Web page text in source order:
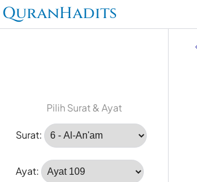
QuranHadits
Pilih Surat & Ayat
Surat:
Ayat: